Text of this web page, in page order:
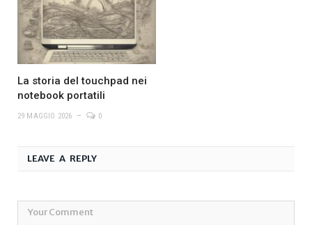
La storia del touchpad nei
notebook portatili
29 MAGGIO 2026 0
LEAVE A REPLY